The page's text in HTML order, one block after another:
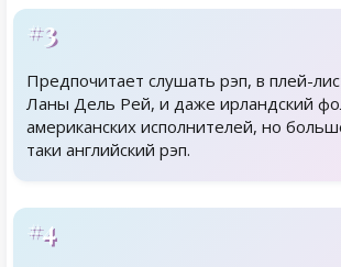
#3
Предпочитает слушать рэп, в плей-
Ланы Дель Рей, и даже ирландский
американских исполнителей, но
таки английский рэп.
#4